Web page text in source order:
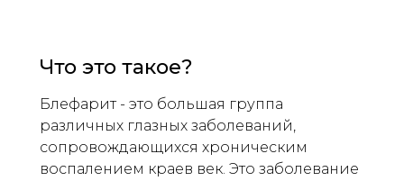
Что это такое?
Блефарит - это большая группа
различных глазных заболеваний,
сопровождающихся хроническим
воспалением краев век. Это заболевание